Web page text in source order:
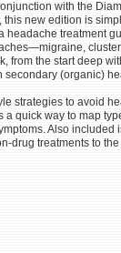
with the
new edition is
headache treatment
from the start deep
secondary (organic)
strategies to avoid
quick way to map
Also
drug treatments to